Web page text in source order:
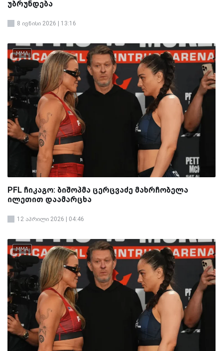
უბრუნდება
8 ივნისი 2026 | 13:16
MMA
PFL ჩიკაგო: ბიშოპმა ცერცვაძე მახრჩობელა
ილეთით დაამარცხა
12 აპრილი 2026 | 04:46
MMA